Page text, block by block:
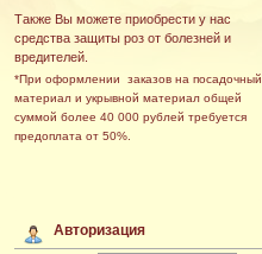
Также Вы можете приобрести у нас
средства защиты роз от болезней и
вредителей.
*При оформлении заказов на посадочный
материал и укрывной материал общей
суммой более 40 000 рублей требуется
предоплата от 50%.
Авторизация